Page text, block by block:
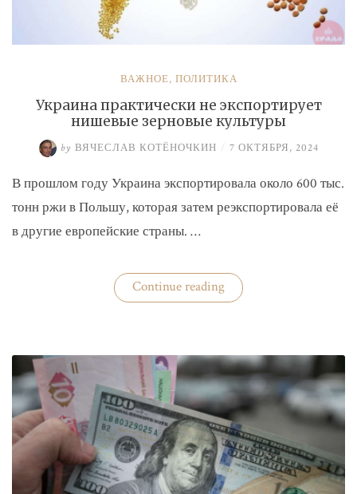
ВАЖНОЕ, ПОЛИТИКА
Украина практически не экспортирует
нишевые зерновые культуры
by ВЯЧЕСЛАВ КОТЁНОЧКИН / 7 ОКТЯБРЯ, 2024
В прошлом году Украина экспортировала около 600 тыс.
тонн ржи в Польшу, которая затем реэкспортировала её
в другие европейские страны. …
Continue reading«Украина
практически
зерновые
культуры»